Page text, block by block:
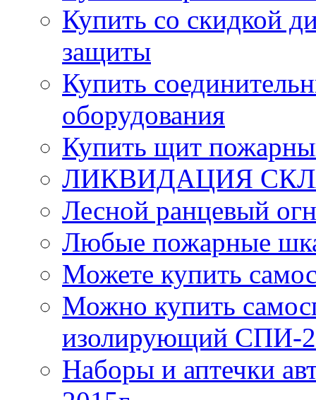
Купить со скидкой
защиты
Купить
оборудования
Купить щит
ЛИКВИДАЦИЯ
Лесной ранцевый
Любые пожарные
Можете купить
Можно купить
изолирующий СПИ-
Наборы и аптечки